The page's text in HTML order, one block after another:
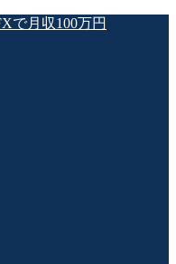
で月収100万円